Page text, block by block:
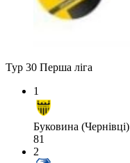
Тур 30 Перша ліга
1
Буковина (Чернівці)
81
2